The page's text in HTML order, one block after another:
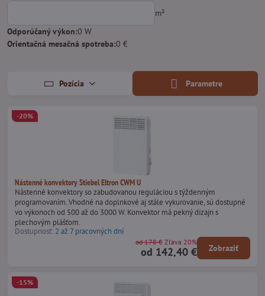
m²
Odporúčaný výkon:0 W
Orientačná mesačná spotreba:0 €
Pozícia Parametre
Nástenné konvektory Stiebel Eltron CWM U
-20%
Nástenné konvektory so zabudovanou reguláciou s týždenným
programovaním. Vhodné na doplnkové aj stále vykurovanie, sú dostupné
vo výkonoch od 500 až do 3000 W. Konvektor má pekný dizajn s
plechovým plášťom.
Dostupnosť: 2 až 7 pracovných dní
od 142,40 €
od 178 € Zľava 20%
Zobraziť
-15%